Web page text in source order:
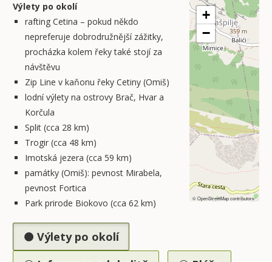
Výlety po okolí
rafting Cetina – pokud někdo
nepreferuje dobrodružnější zážitky,
procházka kolem řeky také stojí za
návštěvu
Zip Line v kaňonu řeky Cetiny (Omiš)
lodní výlety na ostrovy Brač, Hvar a
Korčula
Split (cca 28 km)
Trogir (cca 48 km)
Imotská jezera (cca 59 km)
památky (Omiš): pevnost Mirabela,
pevnost Fortica
Park prirode Biokovo (cca 62 km)
+
−
©OpenStreetMapcontributors
Výlety po okolí